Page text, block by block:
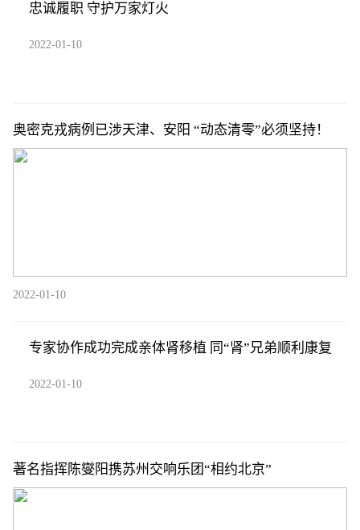
忠诚履职 守护万家灯火
2022-01-10
奥密克戎病例已涉天津、安阳 “动态清零”必须坚持！
2022-01-10
专家协作成功完成亲体肾移植 同“肾”兄弟顺利康复
2022-01-10
著名指挥陈燮阳携苏州交响乐团“相约北京”